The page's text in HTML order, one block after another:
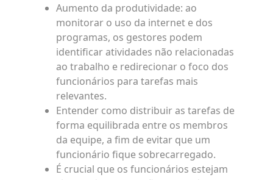
Aumento da produtividade: ao
monitorar o uso da internet e dos
programas, os gestores podem
identificar atividades não relacionadas
ao trabalho e redirecionar o foco dos
funcionários para tarefas mais
relevantes.
Entender como distribuir as tarefas de
forma equilibrada entre os membros
da equipe, a fim de evitar que um
funcionário fique sobrecarregado.
É crucial que os funcionários estejam